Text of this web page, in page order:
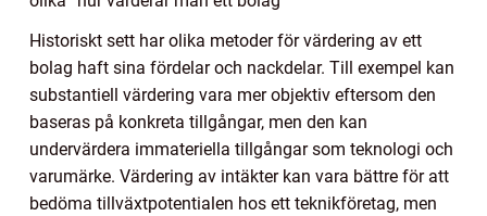
Historiskt sett har olika metoder för värdering av ett
bolag haft sina fördelar och nackdelar. Till exempel kan
substantiell värdering vara mer objektiv eftersom den
baseras på konkreta tillgångar, men den kan
undervärdera immateriella tillgångar som teknologi och
varumärke. Värdering av intäkter kan vara bättre för att
bedöma tillväxtpotentialen hos ett teknikföretag, men